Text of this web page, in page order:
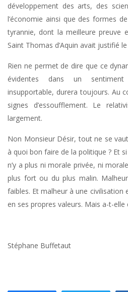
développement des arts, des
l’économie ainsi que des formes
tyrannie, dont la meilleure preuve
Saint Thomas d’Aquin avait justifié
Rien ne permet de dire que ce
évidentes dans un
insupportable, durera toujours. Au
signes d’essoufflement. Le
largement.
Non Monsieur Désir, tout ne se
à quoi bon faire de la politique ? Et
n’y a plus ni morale privée, ni
plus fort ou du plus malin.
faibles. Et malheur à une civilisation
en ses propres valeurs. Mais a-t-
Stéphane Buffetaut